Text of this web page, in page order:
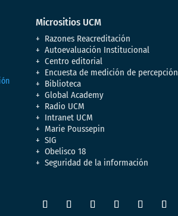
Micrositios UCM
Razones Reacreditación
Autoevaluación Institucional
Centro editorial
Encuesta de medición de percepción
Biblioteca
Global Academy
Radio UCM
Intranet UCM
Marie Poussepin
SIG
Obelisco 18
Seguridad de la información